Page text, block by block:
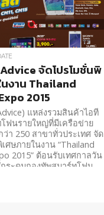
จัดโปรโมชั่นพิ
นงาน Thailand
2015
แหล่งรวมสินค้าไอที
ฟนรายใหญ่ที่มีเครือข่าย
า 250 สาขาทั่วประเทศ จัด
ศษภายในงาน “Thailand
2015” ต้อนรับเทศกาลวัน
ระดมกองทัพสมาร์ทโฟน